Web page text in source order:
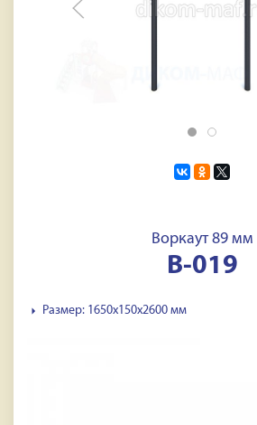
Воркаут 89 мм
В-019
Размер: 1650х150х2600 мм